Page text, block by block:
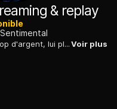
& replay
Sentimental
Charles et Lucie, vieux couple sans trop d'argent, lui plus ou moins brocanteur, elle gardienne d'immeuble et femme de ménage, voient débarquer un notaire qui leur annonce qu'ils viennent d'hériter d'une luxueuse maison dans le Sud de la France, d'une voiture et de la rente de l'argent placé en Suisse par une parente éloignée et inconnue récemment décédée.Voir plus